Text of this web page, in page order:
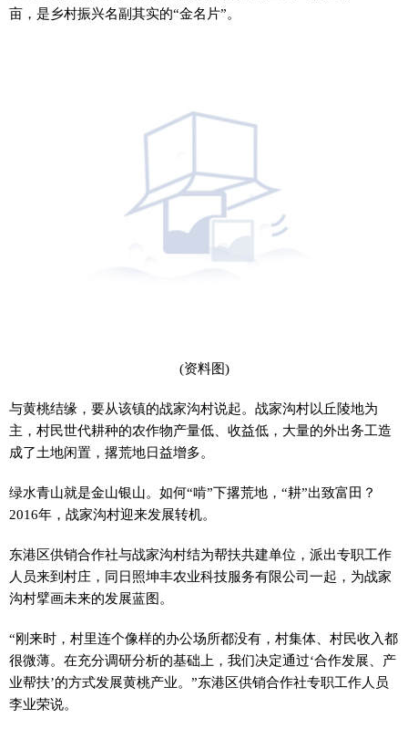
亩，是乡村振兴名副其实的“金名片”。
(资料图)
与黄桃结缘，要从该镇的战家沟村说起。战家沟村以丘陵地为
主，村民世代耕种的农作物产量低、收益低，大量的外出务工造
成了土地闲置，撂荒地日益增多。
绿水青山就是金山银山。如何“啃”下撂荒地，“耕”出致富田？
2016年，战家沟村迎来发展转机。
东港区供销合作社与战家沟村结为帮扶共建单位，派出专职工作
人员来到村庄，同日照坤丰农业科技服务有限公司一起，为战家
沟村擘画未来的发展蓝图。
“刚来时，村里连个像样的办公场所都没有，村集体、村民收入都
很微薄。在充分调研分析的基础上，我们决定通过‘合作发展、产
业帮扶’的方式发展黄桃产业。”东港区供销合作社专职工作人员
李业荣说。